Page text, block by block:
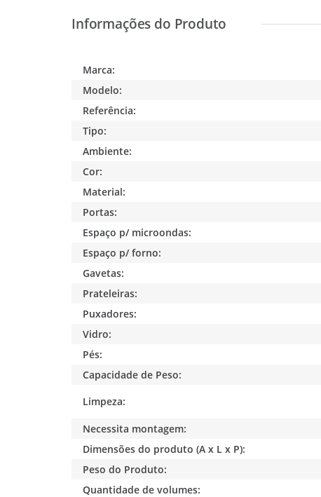
Marca:
Modelo:
Referência:
Tipo:
Ambiente:
Cor:
Material:
Portas:
Espaço p/ microondas:
Espaço p/ forno:
Gavetas:
Prateleiras:
Puxadores:
Vidro:
Pés:
Capacidade de Peso:
Limpeza:
Necessita montagem:
Dimensões do produto (A x L x P):
Peso do Produto:
Quantidade de volumes: